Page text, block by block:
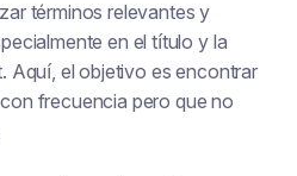
términos relevantes y
en el título y la
Aquí, el objetivo es encontrar
frecuencia pero que no